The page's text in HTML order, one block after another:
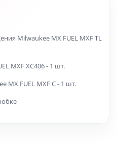
Milwaukee MX FUEL MXF TL
MXF XC406 - 1 шт.
MX FUEL MXF C - 1 шт.